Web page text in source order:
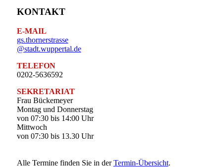
KONTAKT
E-MAIL
gs.thornerstrasse
@stadt.wuppertal.de
TELEFON
0202-5636592
SEKRETARIAT
Frau Bückemeyer
Montag und Donnerstag
von 07:30 bis 14:00 Uhr
Mittwoch
von 07:30 bis 13.30 Uhr
Alle Termine finden Sie in derTermin-Übersicht.